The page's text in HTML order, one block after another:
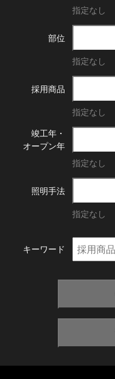
指定なし
部位
指定なし
採用商品
指定なし
竣工年・
オープン年
指定なし
照明手法
指定なし
キーワード